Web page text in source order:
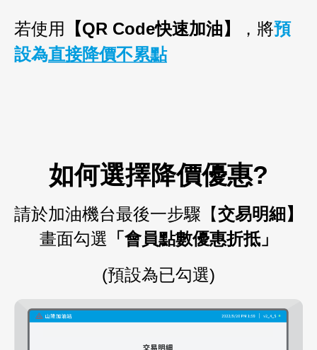
若使用 【QR Code快速加油】 ，將預
設為直接降價不累點
如何選擇降價優惠?
請於加油機台最後一步驟【交易明細】
畫面勾選 「會員點數優惠折抵」
(預設為已勾選)